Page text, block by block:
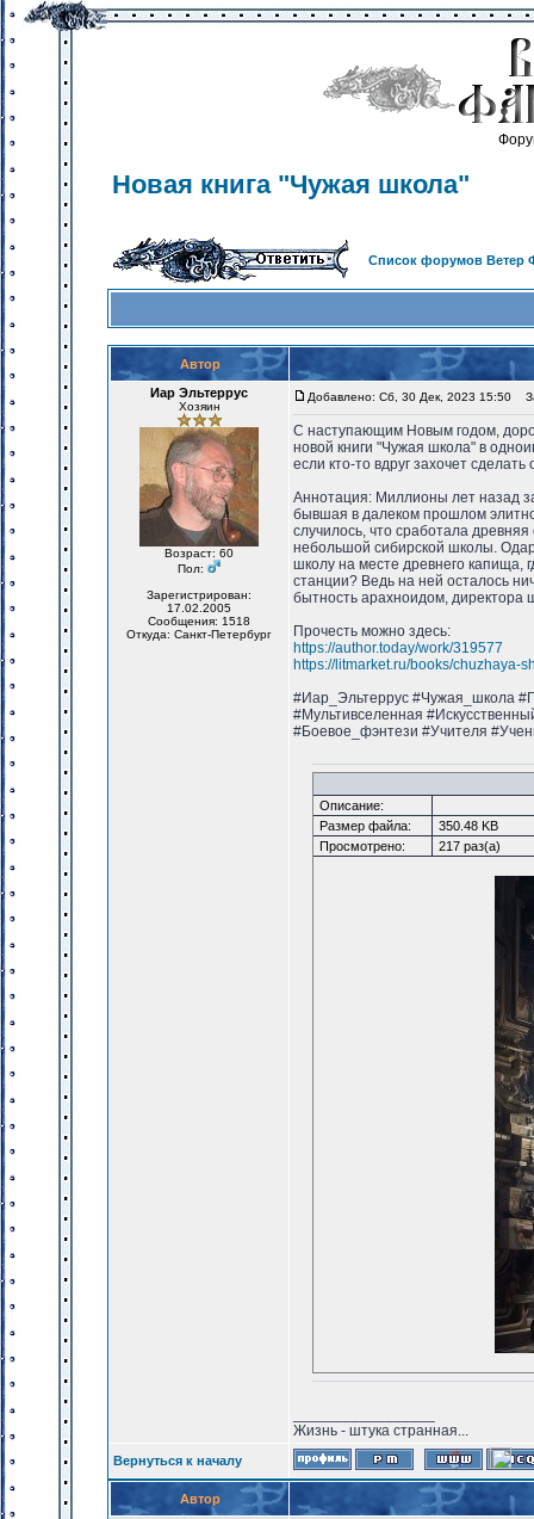
Новая книга "Чужая школа"
Список форумов Ветер
Автор
Иар Эльтеррус
Хозяин
Возраст: 60
Пол:
Зарегистрирован:
17.02.2005
Сообщения: 1518
Откуда: Санкт-Петербург
Добавлено: Сб, 30 Дек, 2023 15:50
С наступающим Новым годом,
новой книги "Чужая школа" в
если кто-то вдруг захочет
Аннотация: Миллионы лет назад
бывшая в далеком прошлом
случилось, что сработала
небольшой сибирской школы.
школу на месте древнего капища,
станции? Ведь на ней осталось
бытность арахноидом, директора
Прочесть можно здесь:
https://author.today/work/319577
https://litmarket.ru/books/chuzhaya-
#Иар_Эльтеррус #Чужая_школа
#Мультивселенная
#Боевое_фэнтези #Учителя
Описание:
Размер файла:
350.48 KB
Просмотрено:
217 раз(а)
Жизнь - штука странная...
Вернуться к началу
Автор